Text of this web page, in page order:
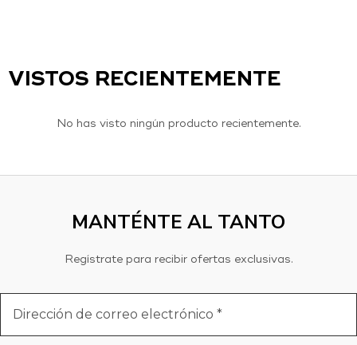
VISTOS RECIENTEMENTE
No has visto ningún producto recientemente.
MANTÉNTE AL TANTO
Regístrate para recibir ofertas exclusivas.
de